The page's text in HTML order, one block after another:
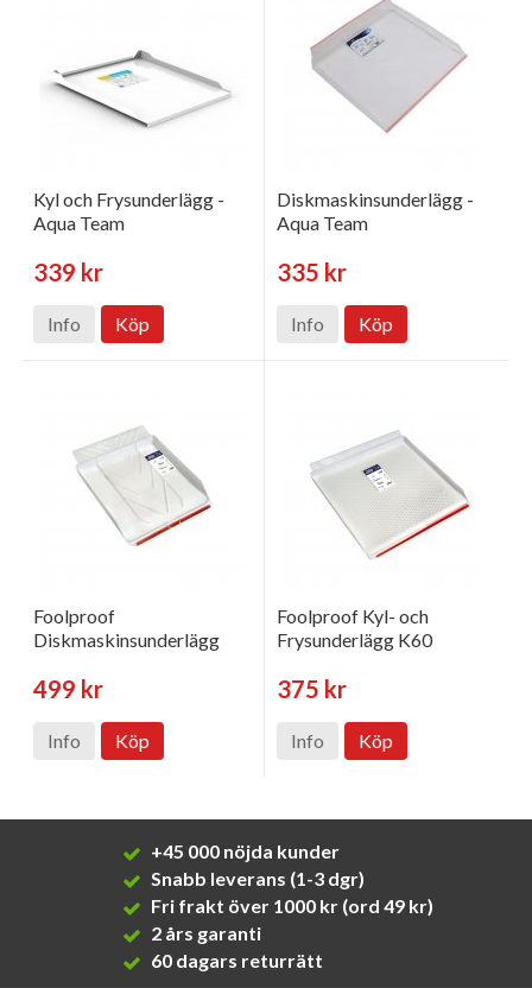
Kyl och Frysunderlägg -
Aqua Team
339 kr
Info Köp
Diskmaskinsunderlägg -
Aqua Team
335 kr
Info Köp
Foolproof
Diskmaskinsunderlägg
499 kr
Info Köp
Foolproof Kyl- och
Frysunderlägg K60
375 kr
Info Köp
+45 000 nöjda kunder
Snabb leverans (1-3 dgr)
Fri frakt över 1000 kr (ord 49 kr)
2 års garanti
60 dagars returrätt